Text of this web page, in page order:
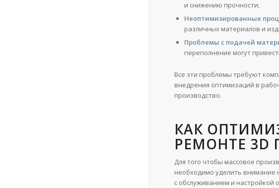
и снижению прочности;
Неоптимизированные
различных материалов и
Проблемы с подачей
переполнение могут
Все эти проблемы требуют
внедрения оптимизаций в
производство.
КАК
РЕМОНТЕ 3D
Для того чтобы массовое
необходимо уделить внимание
с обслуживанием и